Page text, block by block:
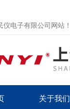
电子有限公司网站！
关于我们